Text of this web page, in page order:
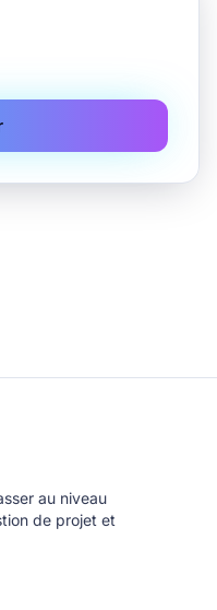
au niveau
de projet et